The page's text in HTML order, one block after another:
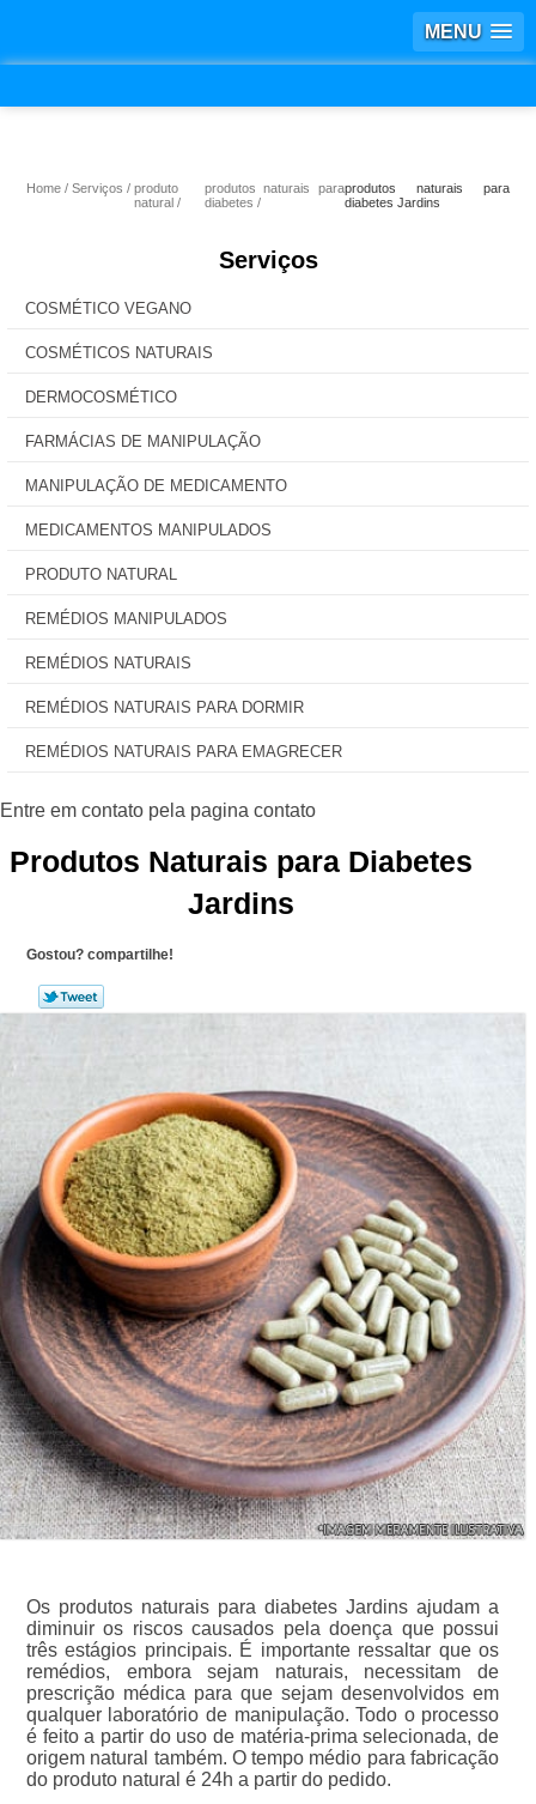
MENU
Home Serviços
produto
natural
produtos naturais para
diabetes
produtos naturais para
diabetes Jardins
Serviços
COSMÉTICO VEGANO
COSMÉTICOS NATURAIS
DERMOCOSMÉTICO
FARMÁCIAS DE MANIPULAÇÃO
MANIPULAÇÃO DE MEDICAMENTO
MEDICAMENTOS MANIPULADOS
PRODUTO NATURAL
REMÉDIOS MANIPULADOS
REMÉDIOS NATURAIS
REMÉDIOS NATURAIS PARA DORMIR
REMÉDIOS NATURAIS PARA EMAGRECER
Produtos Naturais para Diabetes
Jardins
Gostou? compartilhe!
Os produtos naturais para diabetes Jardins ajudam a
diminuir os riscos causados pela doença que possui
três estágios principais. É importante ressaltar que os
remédios, embora sejam naturais, necessitam de
prescrição médica para que sejam desenvolvidos em
qualquer laboratório de manipulação. Todo o processo
é feito a partir do uso de matéria-prima selecionada, de
origem natural também. O tempo médio para fabricação
do produto natural é 24h a partir do pedido.